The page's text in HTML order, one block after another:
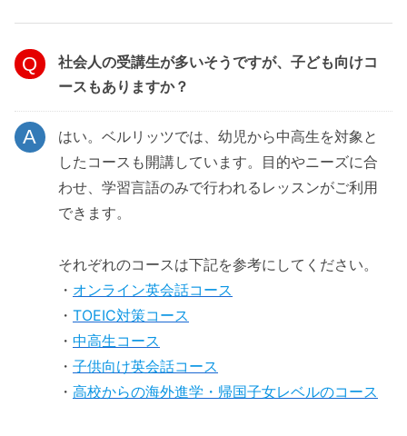
社会人の受講生が多いそうですが、子ども向けコ
ースもありますか？
はい。ベルリッツでは、幼児から中高生を対象と
したコースも開講しています。目的やニーズに合
わせ、学習言語のみで行われるレッスンがご利用
できます。
それぞれのコースは下記を参考にしてください。
・ オンライン英会話コース
・ TOEIC対策コース
・ 中高生コース
・ 子供向け英会話コース
・ 高校からの海外進学・帰国子女レベルのコース